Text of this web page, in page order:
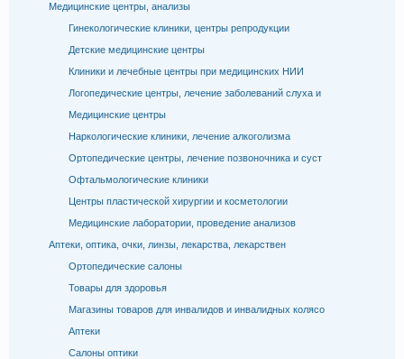
Медицинские центры, анализы
Гинекологические клиники, центры репродукции
Детские медицинские центры
Клиники и лечебные центры при медицинских НИИ
Логопедические центры, лечение заболеваний слуха и
Медицинские центры
Наркологические клиники, лечение алкоголизма
Ортопедические центры, лечение позвоночника и суст
Офтальмологические клиники
Центры пластической хирургии и косметологии
Медицинские лаборатории, проведение анализов
Аптеки, оптика, очки, линзы, лекарства, лекарствен
Ортопедические салоны
Товары для здоровья
Магазины товаров для инвалидов и инвалидных колясо
Аптеки
Салоны оптики